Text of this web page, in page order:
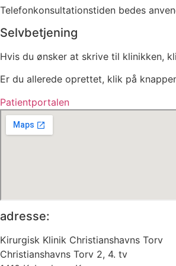
Telefonkonsultationstiden bedes
Selvbetjening
Hvis du ønsker at skrive til klinikken,
Er du allerede oprettet, klik på
Patientportalen
adresse:
Kirurgisk Klinik Christianshavns Torv
Christianshavns Torv 2, 4. tv